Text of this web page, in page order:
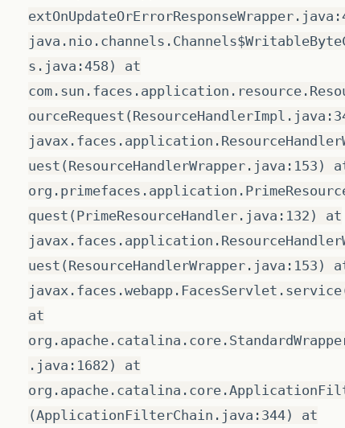
s.java:458) at
uest(ResourceHandlerWrapper.java:153)
quest(PrimeResourceHandler.java:132) at
uest(ResourceHandlerWrapper.java:153)
at
.java:1682) at
(ApplicationFilterChain.java:344) at